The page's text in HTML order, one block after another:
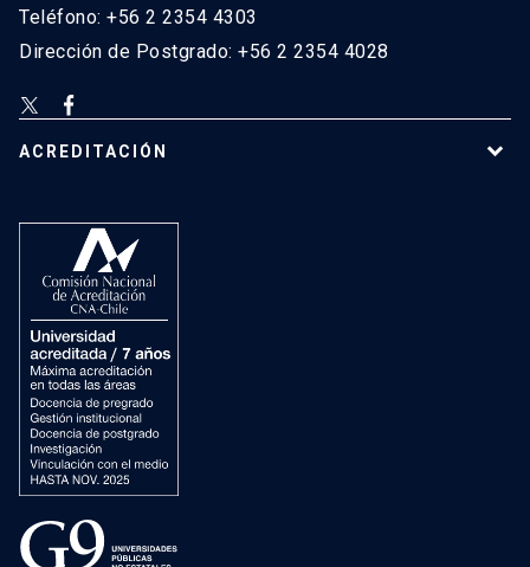
Teléfono: +56 2 2354 4303
Dirección de Postgrado: +56 2 2354 4028
ACREDITACIÓN